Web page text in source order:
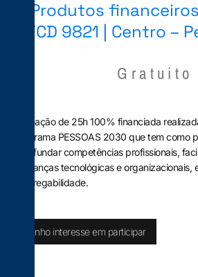
Produtos
UFCD 9821 | Centro –
Gratuito
Formação de 25h 100% financiada
Programa PESSOAS 2030 que tem como
aprofundar competências profissionais,
mudanças tecnológicas e organizacionais,
empregabilidade.
Tenho interesse em participar